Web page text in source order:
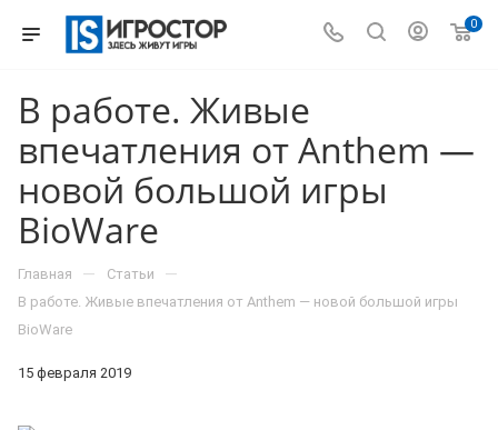
0
В работе. Живые
впечатления от Anthem —
новой большой игры
BioWare
Главная — Статьи —
В работе. Живые впечатления от Anthem — новой большой игры
BioWare
15 февраля 2019